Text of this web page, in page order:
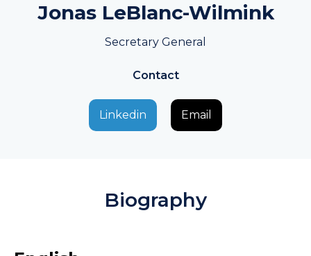
Jonas LeBlanc-Wilmink
Secretary General
Contact
Linkedin Email
Biography